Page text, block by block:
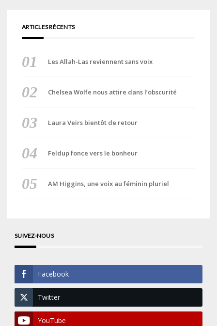
ARTICLES RÉCENTS
Les Allah-Las reviennent sans voix
Chelsea Wolfe nous attire dans l’obscurité
Laura Veirs bientôt de retour
Feldup fonce vers le bonheur
AM Higgins, une voix au féminin pluriel
SUIVEZ-NOUS
Facebook
Twitter
YouTube